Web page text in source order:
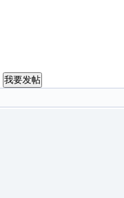
我要发帖